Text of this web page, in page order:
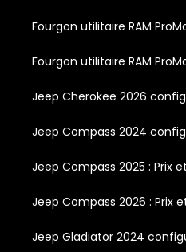
Fourgon utilitaire RAM
Fourgon utilitaire RAM
Jeep Cherokee 2026
Jeep Compass 2024
Jeep Compass 2025 : Prix
Jeep Compass 2026 : Prix
Jeep Gladiator 2024